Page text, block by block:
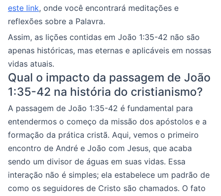
este link, onde você encontrará meditações e
reflexões sobre a Palavra.
Assim, as lições contidas em João 1:35-42 não são
apenas históricas, mas eternas e aplicáveis em nossas
vidas atuais.
Qual o impacto da passagem de João
1:35-42 na história do cristianismo?
A passagem de João 1:35-42 é fundamental para
entendermos o começo da missão dos apóstolos e a
formação da prática cristã. Aqui, vemos o primeiro
encontro de André e João com Jesus, que acaba
sendo um divisor de águas em suas vidas. Essa
interação não é simples; ela estabelece um padrão de
como os seguidores de Cristo são chamados. O fato